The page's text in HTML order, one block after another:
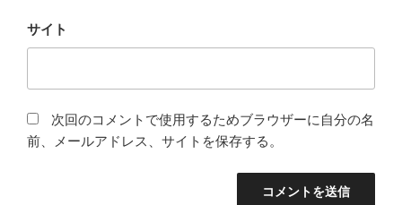
サイト
次回のコメントで使用するためブラウザーに自分の名
前、メールアドレス、サイトを保存する。